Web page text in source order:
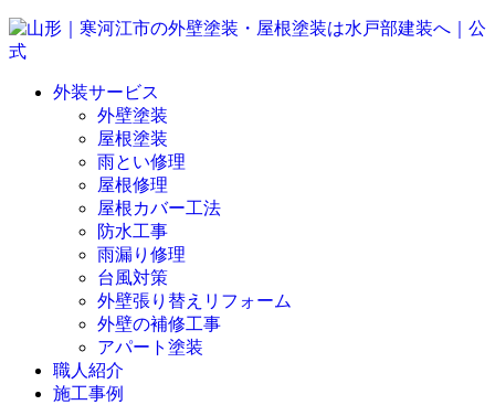
外装サービス
外壁塗装
屋根塗装
雨とい修理
屋根修理
屋根カバー工法
防水工事
雨漏り修理
台風対策
外壁張り替えリフォーム
外壁の補修工事
アパート塗装
職人紹介
施工事例